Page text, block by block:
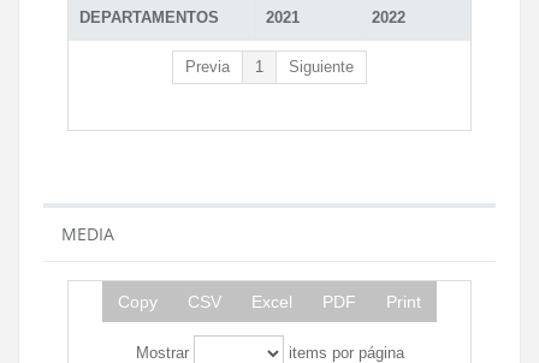
DEPARTAMENTOS 2021 2022
Previa 1 Siguiente
MEDIA
Copy CSV Excel PDF Print
Mostrar items por página